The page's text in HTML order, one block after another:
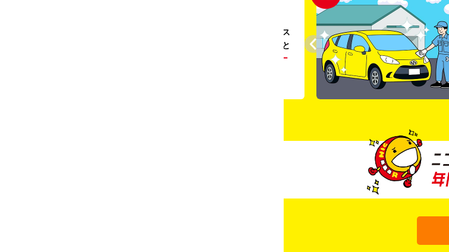
。ガソリンス
タンドや整備工場の既存インフラを活用すること
リー